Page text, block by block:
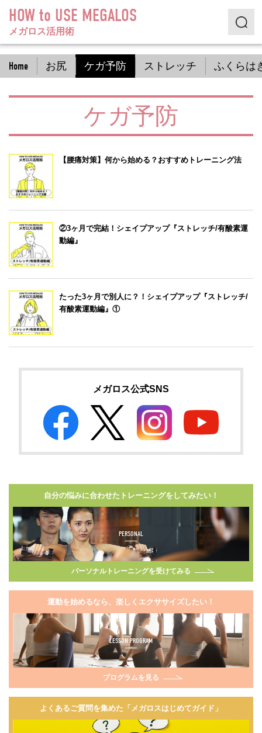
HOW to USE MEGALOS
メガロス活用術
Home お尻 ケガ予防 ストレッチ ふくらは
ケガ予防
【腰痛対策】何から始める？おすすめトレーニング法
②3ヶ月で完結！シェイプアップ『ストレッチ/有酸素運
動編』
たった3ヶ月で別人に？！シェイプアップ『ストレッチ/
有酸素運動編』①
メガロス公式SNS
自分の悩みに合わせたトレーニングをしてみたい！
PERSONAL
パーソナルトレーニングを受けてみる
運動を始めるなら、楽しくエクササイズしたい！
LESSON PROGRAM
プログラムを見る
よくあるご質問を集めた「メガロスはじめてガイド」